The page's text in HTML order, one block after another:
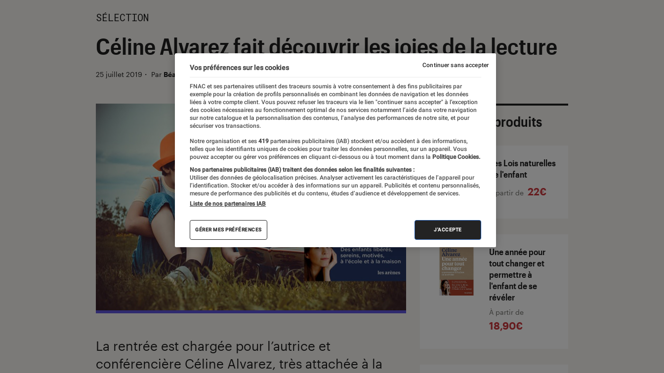
SÉLECTION
Céline Alvarez fait découvrir les joies de la lecture
25 juillet 2019 ・ Par Béatrice
La rentrée est chargée pour l’autrice et
conférencière Céline Alvarez, très attachée à la
Sélection de produits
Les Lois naturelles
de l'enfant
À partir de 22€
Une année pour
tout changer et
permettre à
l'enfant de se
révéler
À partir de
18,90€
Vos préférences sur les cookies
FNAC et ses partenaires utilisent des traceurs soumis à votre consentement à des fins publicitaires par
exemple pour la création de profils personnalisés en combinant les données de navigation et les données
liées à votre compte client. Vous pouvez refuser les traceurs via le lien "continuer sans accepter" à l’exception
des cookies nécessaires au fonctionnement optimal de nos services notamment l’aide dans votre navigation
sur notre catalogue et la personnalisation des contenus, l’analyse des performances de notre site, et pour
sécuriser vos transactions.
Notre organisation et ses 419 partenaires publicitaires (IAB) stockent et/ou accèdent à des informations,
telles que les identifiants uniques de cookies pour traiter les données personnelles, sur un appareil. Vous
pouvez accepter ou gérer vos préférences en cliquant ci-dessous ou à tout moment dans la Politique Cookies.
Nos partenaires publicitaires (IAB) traitent des données selon les finalités suivantes :
Utiliser des données de géolocalisation précises. Analyser activement les caractéristiques de l’appareil pour
l’identification. Stocker et/ou accéder à des informations sur un appareil. Publicités et contenu personnalisés,
mesure de performance des publicités et du contenu, études d’audience et développement de services.
Liste de nos partenaires IAB
GÉRER MES PRÉFÉRENCES J'ACCEPTE
Continuer sans accepter